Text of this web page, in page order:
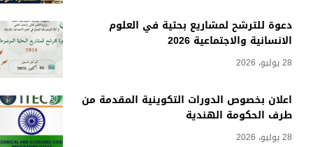
دعوة للترشح لمشاريع بحثية في العلوم
الانسانية والاجتماعية 2026
28 يوليو، 2026
اعلان بخصوص الدورات التكوينية المقدمة من
طرف الحكومة الهندية
28 يوليو، 2026